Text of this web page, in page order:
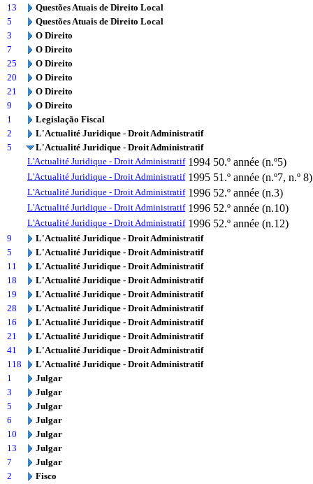
13
Questões Atuais de Direito Local
5
Questões Atuais de Direito Local
3
O Direito
7
O Direito
25
O Direito
20
O Direito
21
O Direito
9
O Direito
1
Legislação Fiscal
2
L'Actualité Juridique - Droit Administratif
5
L'Actualité Juridique - Droit Administratif
L'Actualité Juridique - Droit Administratif 1994 50.º année (n.º5)
L'Actualité Juridique - Droit Administratif 1995 51.º année (n.º7, n.º 8)
L'Actualité Juridique - Droit Administratif 1996 52.º année (n.3)
L'Actualité Juridique - Droit Administratif 1996 52.º année (n.10)
L'Actualité Juridique - Droit Administratif 1996 52.º année (n.12)
9
L'Actualité Juridique - Droit Administratif
5
L'Actualité Juridique - Droit Administratif
11
L'Actualité Juridique - Droit Administratif
18
L'Actualité Juridique - Droit Administratif
19
L'Actualité Juridique - Droit Administratif
28
L'Actualité Juridique - Droit Administratif
16
L'Actualité Juridique - Droit Administratif
21
L'Actualité Juridique - Droit Administratif
41
L'Actualité Juridique - Droit Administratif
118
L'Actualité Juridique - Droit Administratif
1
Julgar
3
Julgar
5
Julgar
6
Julgar
10
Julgar
13
Julgar
7
Julgar
2
Fisco